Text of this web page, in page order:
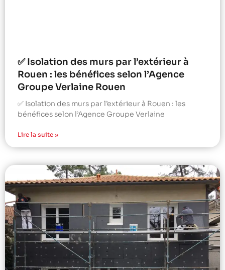
✅ Isolation des murs par l’extérieur à
Rouen : les bénéfices selon l’Agence
Groupe Verlaine Rouen
✅ Isolation des murs par l’extérieur à Rouen : les
bénéfices selon l’Agence Groupe Verlaine
Lire la suite »